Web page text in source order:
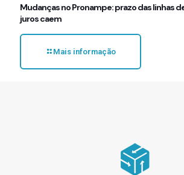
Mudanças no Pronampe: prazo das linhas
juros caem
Mais informação